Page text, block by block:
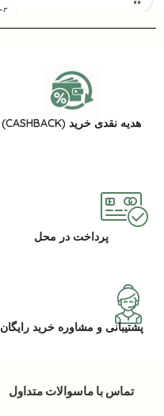
هدیه نقدی خرید (CASHBACK)
پرداخت در محل
پشتیبانی و مشاوره خرید رایگان
تماس با ماسوالات متداول